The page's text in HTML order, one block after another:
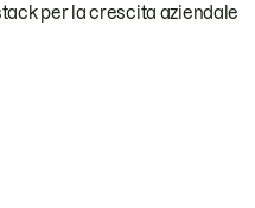
per la crescita aziendale